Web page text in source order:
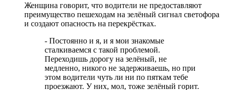
Женщина говорит, что водители не предоставляют
преимущество пешеходам на зелёный сигнал светофора
и создают опасность на перекрёстках.
- Постоянно и я, и я мои знакомые
сталкиваемся с такой проблемой.
Переходишь дорогу на зелёный, не
медленно, никого не задерживаешь, но при
этом водители чуть ли ни по пяткам тебе
проезжают. У них, мол, тоже зелёный горит.